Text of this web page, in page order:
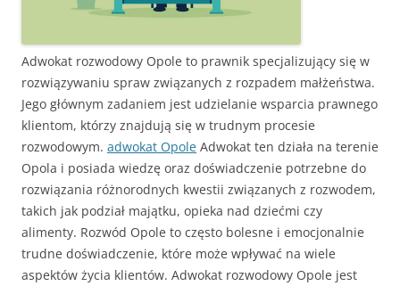
Adwokat rozwodowy Opole to prawnik specjalizujący się w
rozwiązywaniu spraw związanych z rozpadem małżeństwa.
Jego głównym zadaniem jest udzielanie wsparcia prawnego
klientom, którzy znajdują się w trudnym procesie
rozwodowym. adwokat Opole Adwokat ten działa na terenie
Opola i posiada wiedzę oraz doświadczenie potrzebne do
rozwiązania różnorodnych kwestii związanych z rozwodem,
takich jak podział majątku, opieka nad dziećmi czy
alimenty. Rozwód Opole to często bolesne i emocjonalnie
trudne doświadczenie, które może wpływać na wiele
aspektów życia klientów. Adwokat rozwodowy Opole jest